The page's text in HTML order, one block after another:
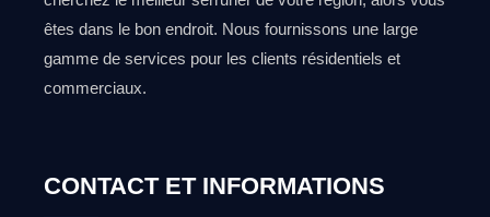
êtes dans le bon endroit. Nous fournissons une large
gamme de services pour les clients résidentiels et
commerciaux.
CONTACT ET INFORMATIONS